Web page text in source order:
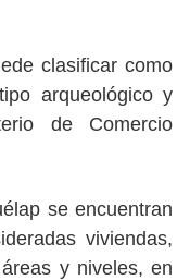
clasificar como
arqueológico y
de Comercio
se encuentran
viviendas,
y niveles, en